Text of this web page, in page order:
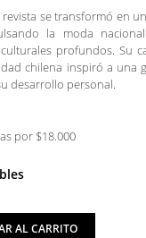
revista se transformó en
la moda
profundos. Su
chilena inspiró a una
desarrollo personal.
por $18.000
AL CARRITO